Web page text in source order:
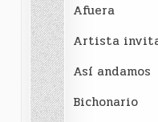
Afuera
Artista
Así andamos
Bichonario